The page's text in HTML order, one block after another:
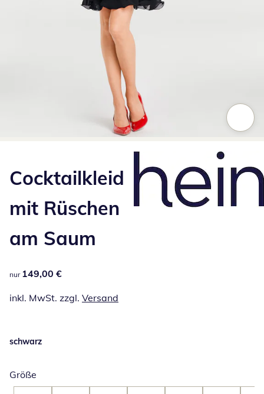
Cocktailkleid
mit Rüschen
am Saum
149,00 €
nur 149,00 €
inkl. MwSt. zzgl. Versand
schwarz
Größe